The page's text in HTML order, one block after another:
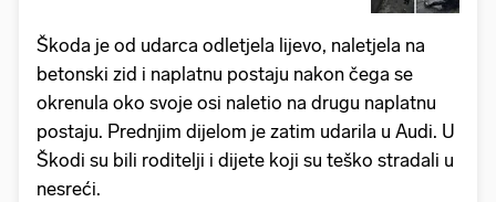
Škoda je od udarca odletjela lijevo, naletjela na
betonski zid i naplatnu postaju nakon čega se
okrenula oko svoje osi naletio na drugu naplatnu
postaju. Prednjim dijelom je zatim udarila u Audi. U
Škodi su bili roditelji i dijete koji su teško stradali u
nesreći.